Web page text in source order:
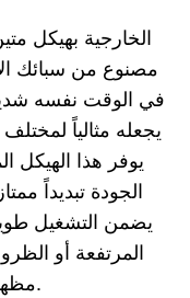
مصنوع من سبائك
في الوقت نفسه
يجعله مثالياً
يوفر هذا الهيكل
الجودة تبديداً
يضمن التشغيل
المرتفعة أو
مظهر أنيق وسليم.